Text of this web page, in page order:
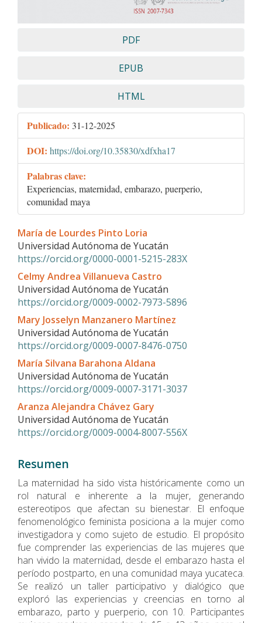
PDF
EPUB
HTML
Publicado: 31-12-2025
DOI: https://doi.org/10.35830/xdfxha17
Palabras clave:
Experiencias, maternidad, embarazo, puerperio,
comunidad maya
Contenido
principal
del
artículo
María de Lourdes Pinto Loria
Universidad Autónoma de Yucatán
https://orcid.org/0000-0001-5215-283X
Celmy Andrea Villanueva Castro
Universidad Autónoma de Yucatán
https://orcid.org/0009-0002-7973-5896
Mary Josselyn Manzanero Martínez
Universidad Autónoma de Yucatán
https://orcid.org/0009-0007-8476-0750
María Silvana Barahona Aldana
Universidad Autónoma de Yucatán
https://orcid.org/0009-0007-3171-3037
Aranza Alejandra Chávez Gary
Universidad Autónoma de Yucatán
https://orcid.org/0009-0004-8007-556X
Resumen
La maternidad ha sido vista históricamente como un
rol natural e inherente a la mujer, generando
estereotipos que afectan su bienestar. El enfoque
fenomenológico feminista posiciona a la mujer como
investigadora y como sujeto de estudio. El propósito
fue comprender las experiencias de las mujeres que
han vivido la maternidad, desde el embarazo hasta el
período postparto, en una comunidad maya yucateca.
Se realizó un taller participativo y dialógico que
exploró las experiencias y creencias en torno al
embarazo, parto y puerperio, con 10. Participantes